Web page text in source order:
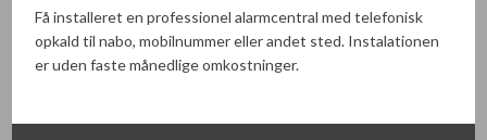
Få installeret en professionel alarmcentral med telefonisk
opkald til nabo, mobilnummer eller andet sted. Instalationen
er uden faste månedlige omkostninger.